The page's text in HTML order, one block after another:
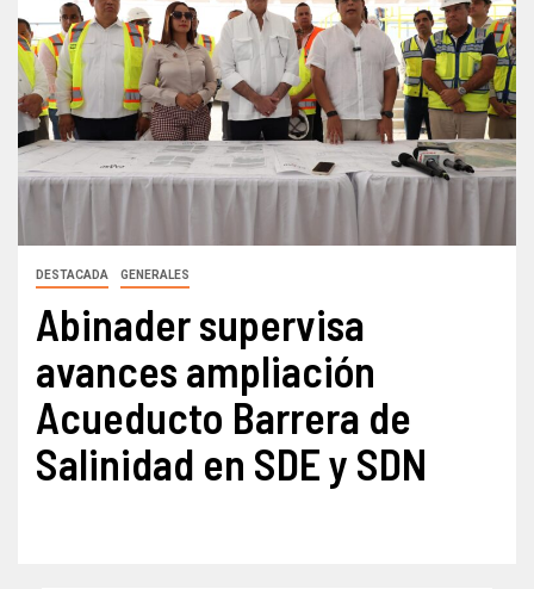
DESTACADA GENERALES
Abinader supervisa
avances ampliación
Acueducto Barrera de
Salinidad en SDE y SDN